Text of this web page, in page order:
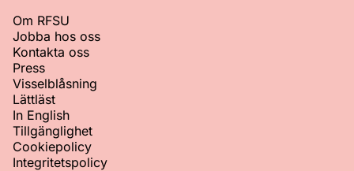
Om RFSU
Jobba hos oss
Kontakta oss
Press
Visselblåsning
Lättläst
In English
Tillgänglighet
Cookiepolicy
Integritetspolicy